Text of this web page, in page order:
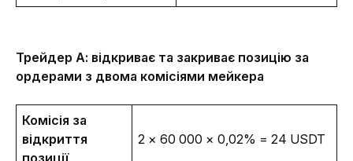
Трейдер А: відкриває та закриває позицію за
ордерами з двома комісіями мейкера
Комісія за
відкриття
позиції
2 × 60 000 × 0,02% = 24 USDT